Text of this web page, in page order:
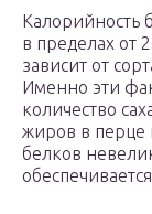
Калорийность
в пределах от
зависит от
Именно эти
количество
жиров в перце
белков